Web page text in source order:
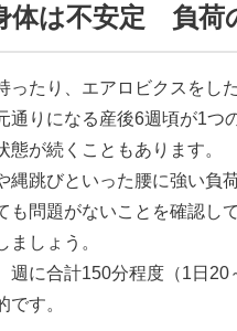
体は不安定 負荷
ったり、エアロビクスをし
通りになる産後6週頃が1つ
態が続くこともあります。
縄跳びといった腰に強い負
も問題がないことを確認し
ましょう。
週に合計150分程度（1日
です。